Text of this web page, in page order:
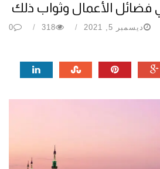
فضائل الأعمال وثواب ذلك
ديسمبر 5, 2021 318
0